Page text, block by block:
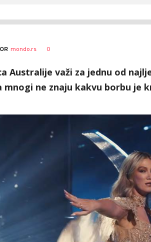
mondo.rs 0
Australije važi za jednu od
mnogi ne znaju kakvu borbu je